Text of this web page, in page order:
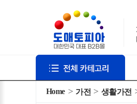
Home 가전 생활가전